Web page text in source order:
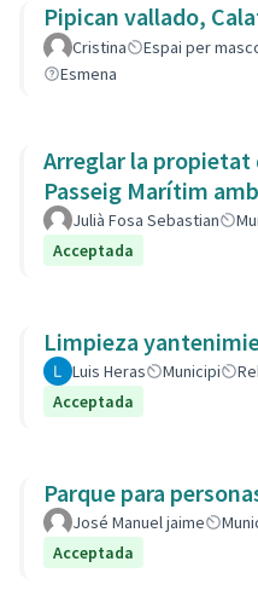
Cristina Espai per
Esmena
Arreglar la
Passeig Marítim
Julià Fosa Sebastian
Acceptada
Limpieza
Luis Heras Municipi
Acceptada
Parque para
José Manuel jaime
Acceptada